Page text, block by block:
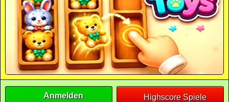
Anmelden Highscore Spiele